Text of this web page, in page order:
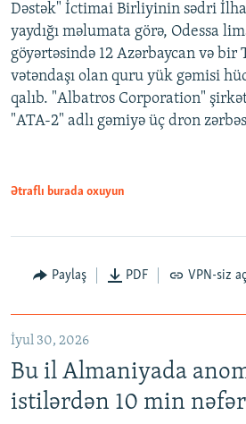
Dəstək" İctimai Birliyinin sədri
yaydığı məlumata görə, Odessa
göyərtəsində 12 Azərbaycan və bir
vətəndaşı olan quru yük gəmisi
qalıb. "Albatros Corporation"
"ATA-2" adlı gəmiyə üç dron
Ətraflı burada oxuyun
Paylaş PDF VPN-siz
İyul 30, 2026
Bu il Almaniyada
istilərdən 10 min